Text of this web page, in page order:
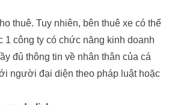
thuê. Tuy nhiên, bên thuê xe có thể
1 công ty có chức năng kinh doanh
đủ thông tin về nhân thân của cá
người đại diện theo pháp luật hoặc